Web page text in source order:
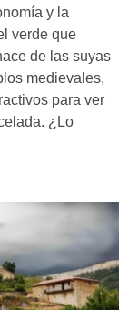
y la
verde que
de las suyas
medievales,
para ver
¿Lo